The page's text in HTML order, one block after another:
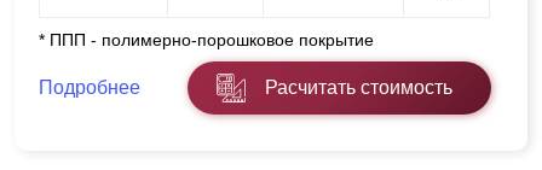
* ППП - полимерно-порошковое покрытие
Подробнее Расчитать стоимость